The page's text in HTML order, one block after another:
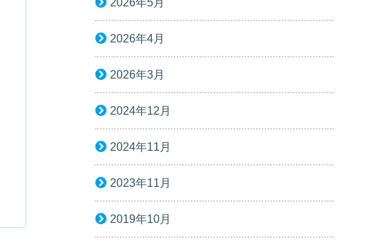
2026年4月
2026年3月
2024年12月
2024年11月
2023年11月
2019年10月